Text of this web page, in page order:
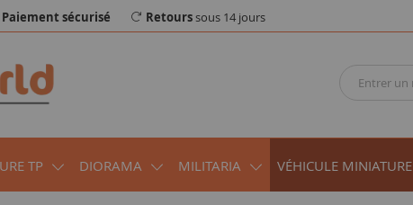
Paiement sécurisé Retourssous 14 jours
TP DIORAMA MILITARIA VÉHICULE MINIATURE